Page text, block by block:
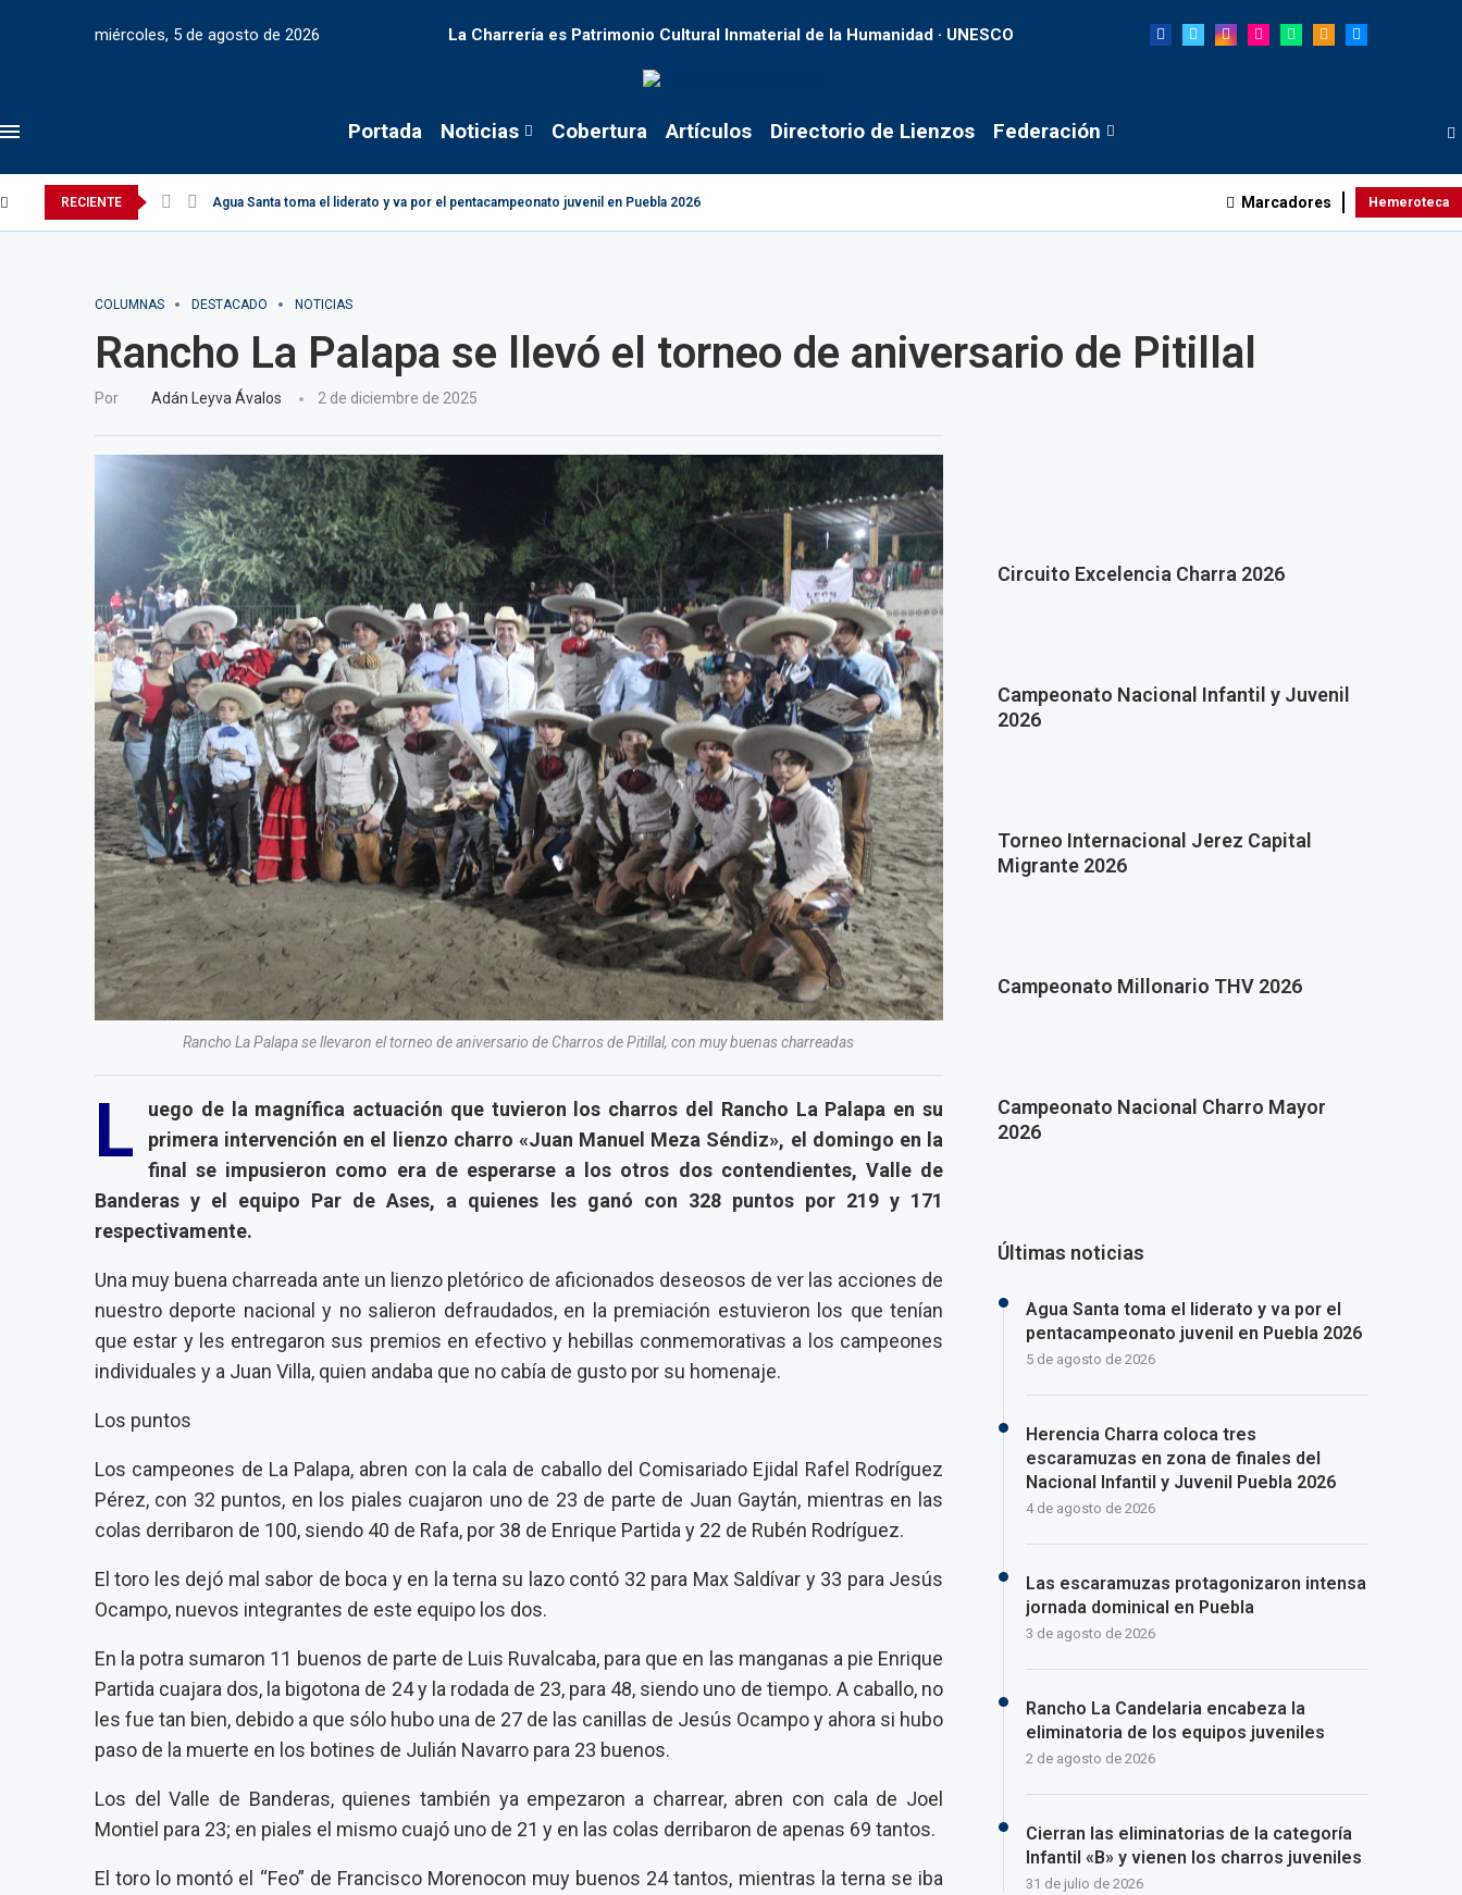
miércoles, 5 de agosto de 2026 La Charrería es Patrimonio Cultural Inmaterial de la Humanidad · UNESCO
Portada Noticias Cobertura Artículos Directorio de Lienzos Federación
RECIENTE Agua Santa toma el liderato y va por el pentacampeonato juvenil en Puebla 2026 Marcadores Hemeroteca
COLUMNAS DESTACADO NOTICIAS
Rancho La Palapa se llevó el torneo de aniversario de Pitillal
Por Adán Leyva Ávalos 2 de diciembre de 2025
Rancho La Palapa se llevaron el torneo de aniversario de Charros de Pitillal, con muy buenas charreadas
L
uego de la magnífica actuación que tuvieron los charros del Rancho La Palapa en su
primera intervención en el lienzo charro «Juan Manuel Meza Séndiz», el domingo en la
final se impusieron como era de esperarse a los otros dos contendientes, Valle de
Banderas y el equipo Par de Ases, a quienes les ganó con 328 puntos por 219 y 171
respectivamente.
Una muy buena charreada ante un lienzo pletórico de aficionados deseosos de ver las acciones de
nuestro deporte nacional y no salieron defraudados, en la premiación estuvieron los que tenían
que estar y les entregaron sus premios en efectivo y hebillas conmemorativas a los campeones
individuales y a Juan Villa, quien andaba que no cabía de gusto por su homenaje.
Los puntos
Los campeones de La Palapa, abren con la cala de caballo del Comisariado Ejidal Rafel Rodríguez
Pérez, con 32 puntos, en los piales cuajaron uno de 23 de parte de Juan Gaytán, mientras en las
colas derribaron de 100, siendo 40 de Rafa, por 38 de Enrique Partida y 22 de Rubén Rodríguez.
El toro les dejó mal sabor de boca y en la terna su lazo contó 32 para Max Saldívar y 33 para Jesús
Ocampo, nuevos integrantes de este equipo los dos.
En la potra sumaron 11 buenos de parte de Luis Ruvalcaba, para que en las manganas a pie Enrique
Partida cuajara dos, la bigotona de 24 y la rodada de 23, para 48, siendo uno de tiempo. A caballo, no
les fue tan bien, debido a que sólo hubo una de 27 de las canillas de Jesús Ocampo y ahora si hubo
paso de la muerte en los botines de Julián Navarro para 23 buenos.
Los del Valle de Banderas, quienes también ya empezaron a charrear, abren con cala de Joel
Montiel para 23; en piales el mismo cuajó uno de 21 y en las colas derribaron de apenas 69 tantos.
El toro lo montó el “Feo” de Francisco Morenocon muy buenos 24 tantos, mientras la terna se iba
Circuito Excelencia Charra 2026
Campeonato Nacional Infantil y Juvenil
2026
Torneo Internacional Jerez Capital
Migrante 2026
Campeonato Millonario THV 2026
Campeonato Nacional Charro Mayor
2026
Últimas noticias
Agua Santa toma el liderato y va por el
pentacampeonato juvenil en Puebla 2026
5 de agosto de 2026
Herencia Charra coloca tres
escaramuzas en zona de finales del
Nacional Infantil y Juvenil Puebla 2026
4 de agosto de 2026
Las escaramuzas protagonizaron intensa
jornada dominical en Puebla
3 de agosto de 2026
Rancho La Candelaria encabeza la
eliminatoria de los equipos juveniles
2 de agosto de 2026
Cierran las eliminatorias de la categoría
Infantil «B» y vienen los charros juveniles
31 de julio de 2026